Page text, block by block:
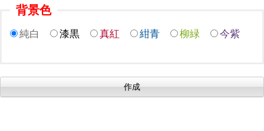
背景色
純白 漆黒 真紅 紺青 柳緑 今紫